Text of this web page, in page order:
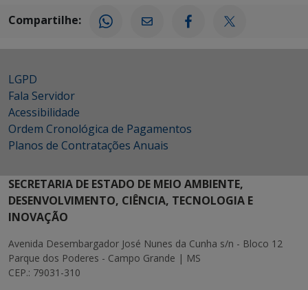
Compartilhe:
LGPD
Fala Servidor
Acessibilidade
Ordem Cronológica de Pagamentos
Planos de Contratações Anuais
SECRETARIA DE ESTADO DE MEIO AMBIENTE,
DESENVOLVIMENTO, CIÊNCIA, TECNOLOGIA E
INOVAÇÃO
Avenida Desembargador José Nunes da Cunha s/n - Bloco 12
Parque dos Poderes - Campo Grande | MS
CEP.: 79031-310